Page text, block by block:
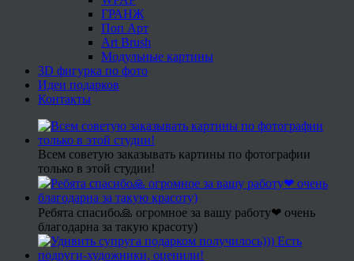
ГРАНЖ
Поп Арт
Art Brush
Модульные картины
3D фигурка по фото
Идеи подарков
Контакты
Всем советую заказывать картины по фотографии
только в этой студии!
Ребята спасибо🙏 огромное за вашу работу❤ очень
благодарна за такую красоту)